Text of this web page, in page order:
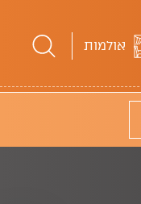
אולמות